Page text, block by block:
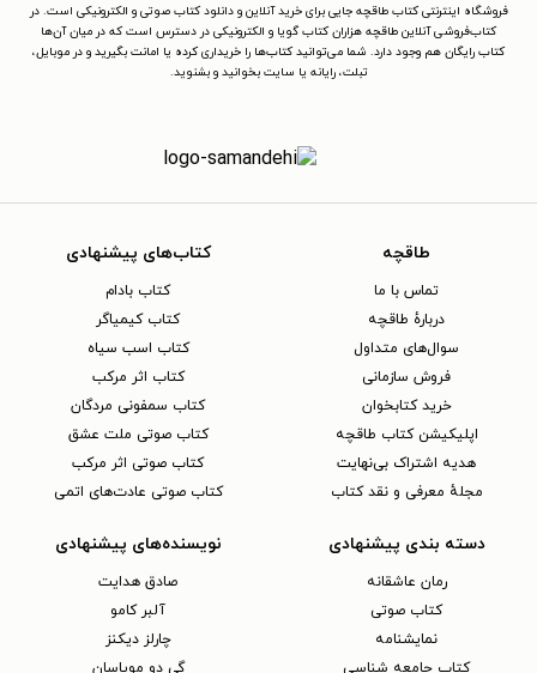
فروشگاه اینترنتی کتاب طاقچه جایی برای خرید آنلاین و دانلود کتاب صوتی و الکترونیکی است. در
کتاب‌فروشی آنلاین طاقچه هزاران کتاب گویا و الکترونیکی در دسترس است که در میان آن‌ها
کتاب رایگان هم وجود دارد. شما می‌توانید کتاب‌ها را خریداری کرده یا امانت بگیرید و در موبایل،
تبلت، رایانه یا سایت بخوانید و بشنوید.
طاقچه
تماس با ما
دربارهٔ طاقچه
سوال‌های متداول
فروش سازمانی
خرید کتابخوان
اپلیکیشن کتاب طاقچه
هدیه اشتراک بی‌نهایت
مجلهٔ معرفی و نقد کتاب
کتاب‌های پیشنهادی
کتاب بادام
کتاب کیمیاگر
کتاب اسب سیاه
کتاب اثر مرکب
کتاب سمفونی مردگان
کتاب صوتی ملت عشق
کتاب صوتی اثر مرکب
کتاب صوتی عادت‌های اتمی
دسته بندی پیشنهادی
رمان عاشقانه
کتاب‌ صوتی
نمایشنامه
کتاب جامعه شناسی
نویسنده‌های پیشنهادی
صادق هدایت
آلبر کامو
چارلز دیکنز
گی دو موپاسان